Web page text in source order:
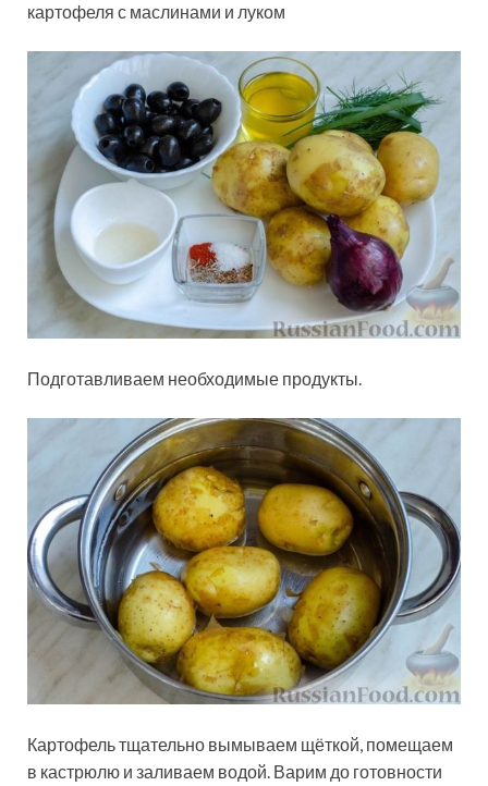
картофеля с маслинами и луком
Подготавливаем необходимые продукты.
Картофель тщательно вымываем щёткой, помещаем
в кастрюлю и заливаем водой. Варим до готовности